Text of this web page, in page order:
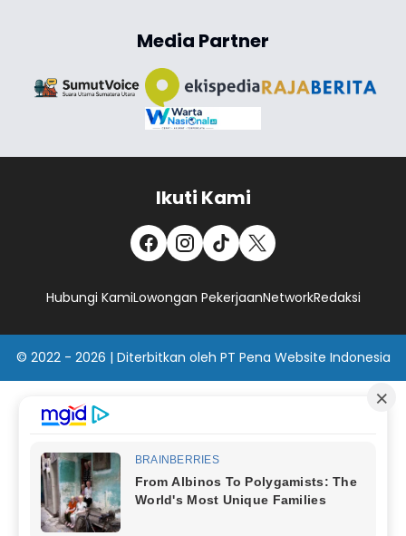
Media Partner
Ikuti Kami
Hubungi KamiLowongan PekerjaanNetworkRedaksi
© 2022 - 2026 | Diterbitkan oleh PT Pena Website Indonesia